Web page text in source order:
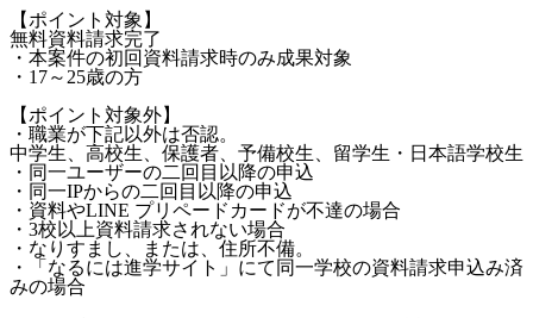
【ポイント対象】
無料資料請求完了
・本案件の初回資料請求時のみ成果対象
・17～25歳の方
【ポイント対象外】
・職業が下記以外は否認。
中学生、高校生、保護者、予備校生、留学生・日本語学校生
・同一ユーザーの二回目以降の申込
・同一IPからの二回目以降の申込
・資料やLINE プリペードカードが不達の場合
・3校以上資料請求されない場合
・なりすまし、または、住所不備。
・「なるには進学サイト」にて同一学校の資料請求申込み済
みの場合